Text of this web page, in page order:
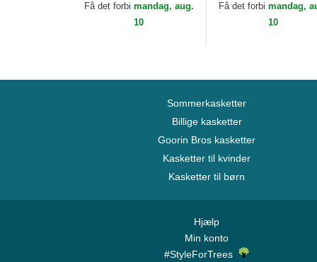
Få det forbi mandag, aug.
10
Få det forbi mandag,
10
Sommerkasketter
Billige kasketter
Goorin Bros kasketter
Kasketter til kvinder
Kasketter til børn
Hjælp
Min konto
#StyleForTrees